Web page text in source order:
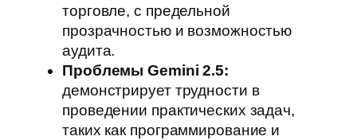
торговле, с предельной
прозрачностью и возможностью
аудита.
Проблемы Gemini 2.5:
демонстрирует трудности в
проведении практических задач,
таких как программирование и